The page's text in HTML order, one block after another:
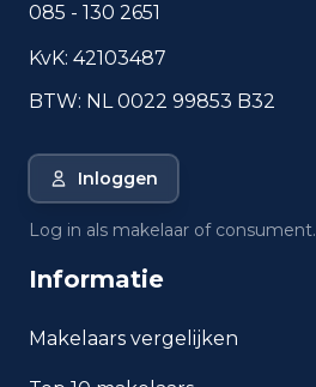
085 - 130 2651
KvK: 42103487
BTW: NL 0022 99853 B32
Inloggen
Log in als makelaar of consument.
Informatie
Makelaars vergelijken